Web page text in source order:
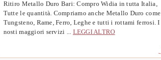
Ritiro Metallo Duro Bari: Compro Widia in tutta Italia,
Tutte le quantità. Compriamo anche Metallo Duro come
Tungsteno, Rame, Ferro, Leghe e tutti i rottami ferrosi. I
nosti maggiori servizi ... LEGGI ALTRO